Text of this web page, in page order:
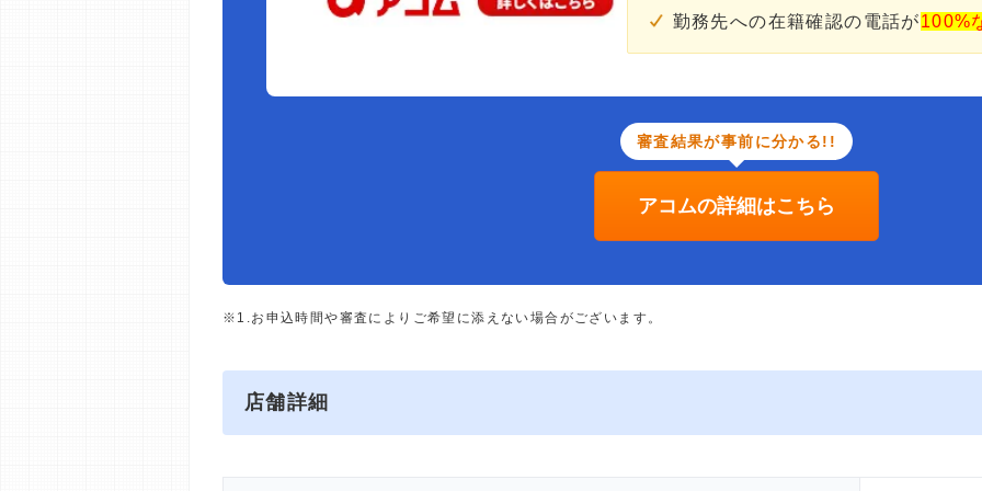
勤務先への在籍確認の電話が100%
審査結果が事前に分かる!!
アコムの詳細はこちら
※1.お申込時間や審査によりご希望に添えない場合がございます。
店舗詳細